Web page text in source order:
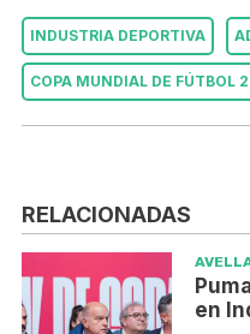
INDUSTRIA DEPORTIVA
COPA MUNDIAL DE FÚTBOL
RELACIONADAS
en